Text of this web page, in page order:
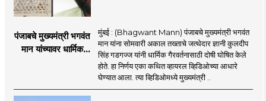
पंजाबचे मुख्यमंत्री भगवंत
मान यांच्यावर धार्मिक
खळबळ
मुंबई : (Bhagwant Mann) पंजाबचे मुख्यमंत्री भगवंत
मान यांना सोमवारी अकाल तख्ताचे जत्थेदार ज्ञानी कुलदीप
सिंह गडगज्ज यांनी धार्मिक गैरवर्तनासाठी दोषी घोषित केले
होते. हा निर्णय एका कथित व्हायरल व्हिडिओच्या आधारे
घेण्यात आला. त्या व्हिडिओमध्ये मुख्यमंत्री ..